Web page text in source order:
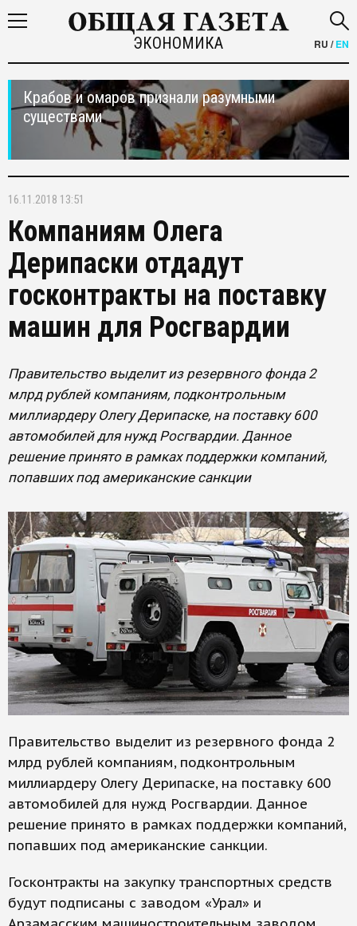
ЭКОНОМИКА RU /EN
Крабов и омаров признали разумными
существами
16.11.2018 13:51
Компаниям Олега
Дерипаски отдадут
госконтракты на поставку
машин для Росгвардии
Правительство выделит из резервного фонда 2
млрд рублей компаниям, подконтрольным
миллиардеру Олегу Дерипаске, на поставку 600
автомобилей для нужд Росгвардии. Данное
решение принято в рамках поддержки компаний,
попавших под американские санкции
Правительство выделит из резервного фонда 2
млрд рублей компаниям, подконтрольным
миллиардеру Олегу Дерипаске, на поставку 600
автомобилей для нужд Росгвардии. Данное
решение принято в рамках поддержки компаний,
попавших под американские санкции.
Госконтракты на закупку транспортных средств
будут подписаны с заводом «Урал» и